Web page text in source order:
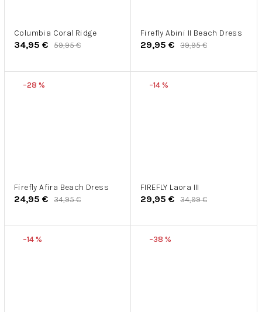
Columbia Coral Ridge
34,95 € 59,95 €
Firefly Abini II Beach Dress
29,95 € 39,95 €
–28 %
Firefly Afira Beach Dress
24,95 € 34,95 €
–14 %
FIREFLY Laora III
29,95 € 34,99 €
–14 % –38 %